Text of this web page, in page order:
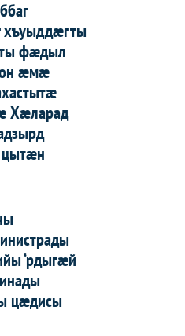
фæдыл
æмæ
Хæларад
‘рдыгæй
цæдисы